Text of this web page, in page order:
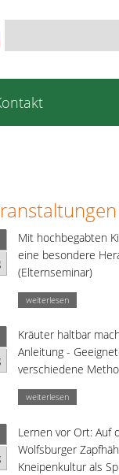
Suchbegriffe
Mit hochbegabten
eine besondere
(Elternseminar)
weiterlesen
Kräuter haltbar
Anleitung -
verschiedene
weiterlesen
Lernen vor Ort: Auf
Wolfsburger
Kneipenkultur als